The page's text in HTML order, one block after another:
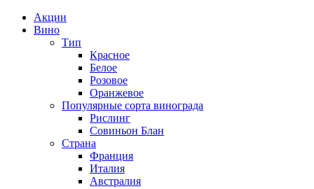
Акции
Вино
Тип
Красное
Белое
Розовое
Оранжевое
Популярные сорта винограда
Рислинг
Совиньон Блан
Страна
Франция
Италия
Австралия